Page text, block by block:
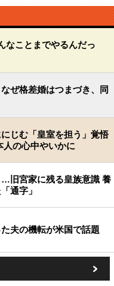
なことまでやるんだっ
ぜ格差婚はつまづき、同
じむ「皇室を担う」覚悟
人の心中やいかに
…旧宮家に残る皇族意識 養
通字」
夫の機転が米国で話題